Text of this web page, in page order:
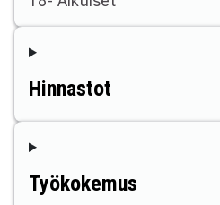
Hinnastot
Työkokemus